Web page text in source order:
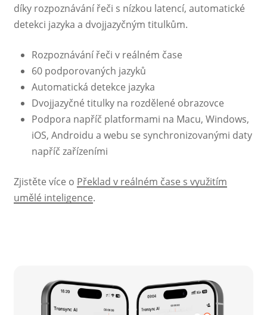
díky rozpoznávání řeči s nízkou latencí, automatické
detekci jazyka a dvojjazyčným titulkům.
Rozpoznávání řeči v reálném čase
60 podporovaných jazyků
Automatická detekce jazyka
Dvojjazyčné titulky na rozdělené obrazovce
Podpora napříč platformami na Macu, Windows,
iOS, Androidu a webu se synchronizovanými daty
napříč zařízeními
Zjistěte více o Překlad v reálném čase s využitím
umělé inteligence.